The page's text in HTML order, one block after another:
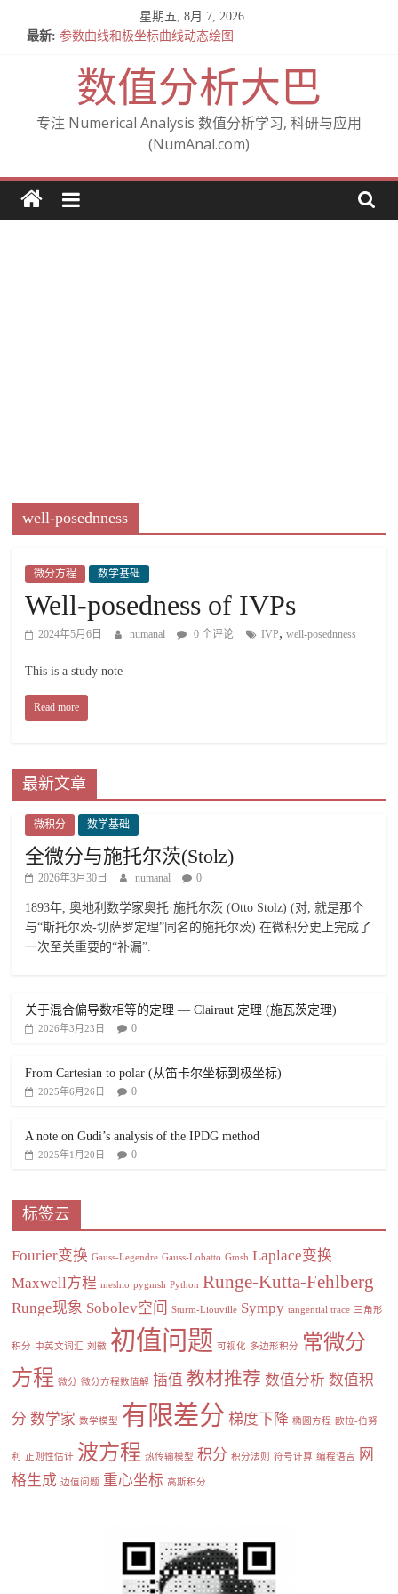
星期五, 8月 7, 2026
最新: 参数曲线和极坐标曲线动态绘图
关于混合偏导数相等的定理 — Clairaut 定理 (施瓦茨定理)
From Cartesian to polar (从笛卡尔坐标到极坐标)
A note on Gudi’s analysis of the IPDG method
数值分析大巴
专注 Numerical Analysis 数值分析学习, 科研与应用
(NumAnal.com)
well-posednness
微分方程 数学基础
Well-posedness of IVPs
2024年5月6日 numanal 0 个评论 IVP,well-posednness
This is a study note
Read more
最新文章
微积分 数学基础
全微分与施托尔茨(Stolz)
2026年3月30日 numanal 0
1893年, 奥地利数学家奥托·施托尔茨 (Otto Stolz) (对, 就是那个
与“斯托尔茨-切萨罗定理”同名的施托尔茨) 在微积分史上完成了
一次至关重要的“补漏”.
关于混合偏导数相等的定理 — Clairaut 定理 (施瓦茨定理)
2026年3月23日 0
From Cartesian to polar (从笛卡尔坐标到极坐标)
2025年6月26日 0
A note on Gudi’s analysis of the IPDG method
2025年1月20日 0
标签云
Fourier变换 Gauss-Legendre Gauss-Lobatto Gmsh Laplace变换
Maxwell方程 meshio pygmsh Python Runge-Kutta-Fehlberg
Runge现象 Sobolev空间 Sturm-Liouville Sympy tangential trace 三角形
积分 中英文词汇 刘徽 初值问题 可视化 多边形积分
常微分
方程 微分 微分方程数值解 插值 教材推荐 数值分析 数值积
分 数学家 数学模型 有限差分 梯度下降 椭圆方程 欧拉-伯努
利 正则性估计 波方程 热传输模型 积分 积分法则 符号计算 编程语言
网
格生成 边值问题 重心坐标 高斯积分